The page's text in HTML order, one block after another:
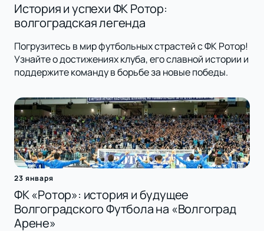
История и успехи ФК Ротор:
волгоградская легенда
Погрузитесь в мир футбольных страстей с ФК Ротор!
Узнайте о достижениях клуба, его славной истории и
поддержите команду в борьбе за новые победы.
23 января
ФК «Ротор»: история и будущее
Волгоградского Футбола на «Волгоград
Арене»